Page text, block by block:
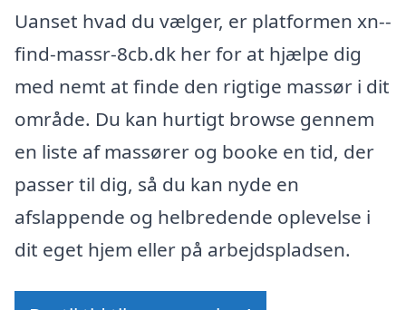
Uanset hvad du vælger, er platformen xn--
find-massr-8cb.dk her for at hjælpe dig
med nemt at finde den rigtige massør i dit
område. Du kan hurtigt browse gennem
en liste af massører og booke en tid, der
passer til dig, så du kan nyde en
afslappende og helbredende oplevelse i
dit eget hjem eller på arbejdspladsen.